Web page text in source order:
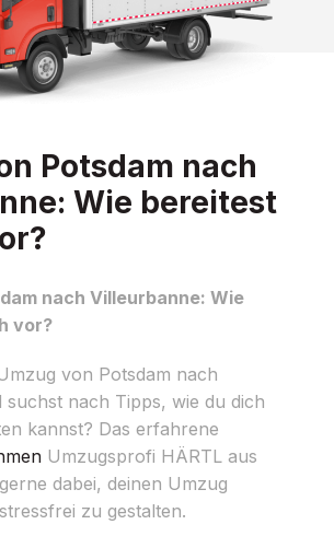
Potsdam nach
Wie bereitest
nach Villeurbanne: Wie
vor?
von Potsdam nach
nach Tipps, wie du dich
kannst? Das erfahrene
Umzugsprofi HÄRTL aus
dabei, deinen Umzug
zu gestalten.